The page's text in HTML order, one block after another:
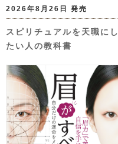
2026年8月26日 発売
スピリチュアルを天職にし
たい人の教科書